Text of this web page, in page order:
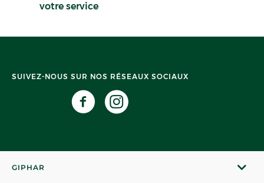
votre service
SUIVEZ-NOUS SUR NOS RÉSEAUX SOCIAUX
GIPHAR